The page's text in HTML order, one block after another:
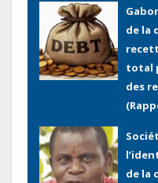
de la
total
des
de la